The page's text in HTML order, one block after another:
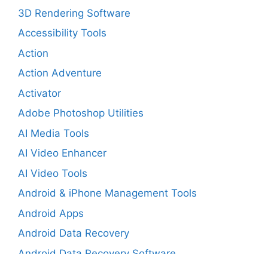
3D Rendering Software
Accessibility Tools
Action
Action Adventure
Activator
Adobe Photoshop Utilities
AI Media Tools
AI Video Enhancer
AI Video Tools
Android & iPhone Management Tools
Android Apps
Android Data Recovery